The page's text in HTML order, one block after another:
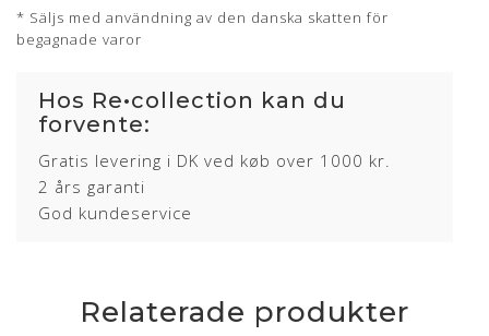
* Säljs med användning av den danska skatten för
begagnade varor
Hos Re•collection kan du
forvente:
Gratis levering i DK ved køb over 1000 kr.
2 års garanti
God kundeservice
Relaterade produkter